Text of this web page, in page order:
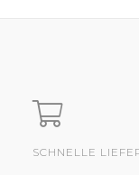
SCHNELLE